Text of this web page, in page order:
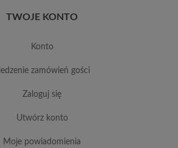
TWOJE KONTO
konto
śledzenie zamówień gości
zaloguj się
utwórz konto
moje powiadomienia